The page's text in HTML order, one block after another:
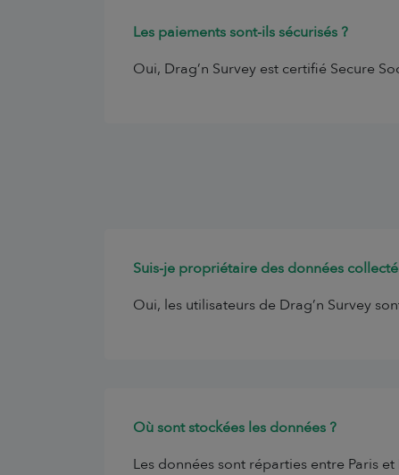
Les paiements sont-ils sécurisés ?
Oui, Drag’n Survey est certifié Secure
Suis-je propriétaire des données
Oui, les utilisateurs de Drag’n Survey
Où sont stockées les données ?
Les données sont réparties entre Paris